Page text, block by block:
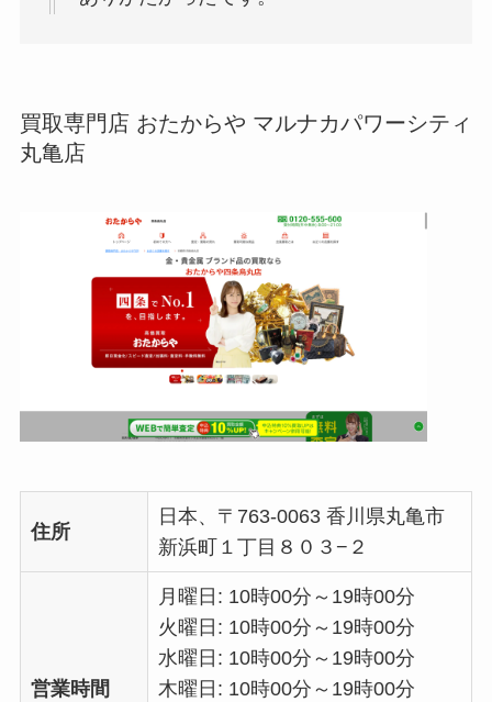
買取専門店 おたからや マルナカパワーシティ
丸亀店
住所
日本、〒763-0063 香川県丸亀市
新浜町１丁目８０３−２
営業時間
月曜日: 10時00分～19時00分
火曜日: 10時00分～19時00分
水曜日: 10時00分～19時00分
木曜日: 10時00分～19時00分